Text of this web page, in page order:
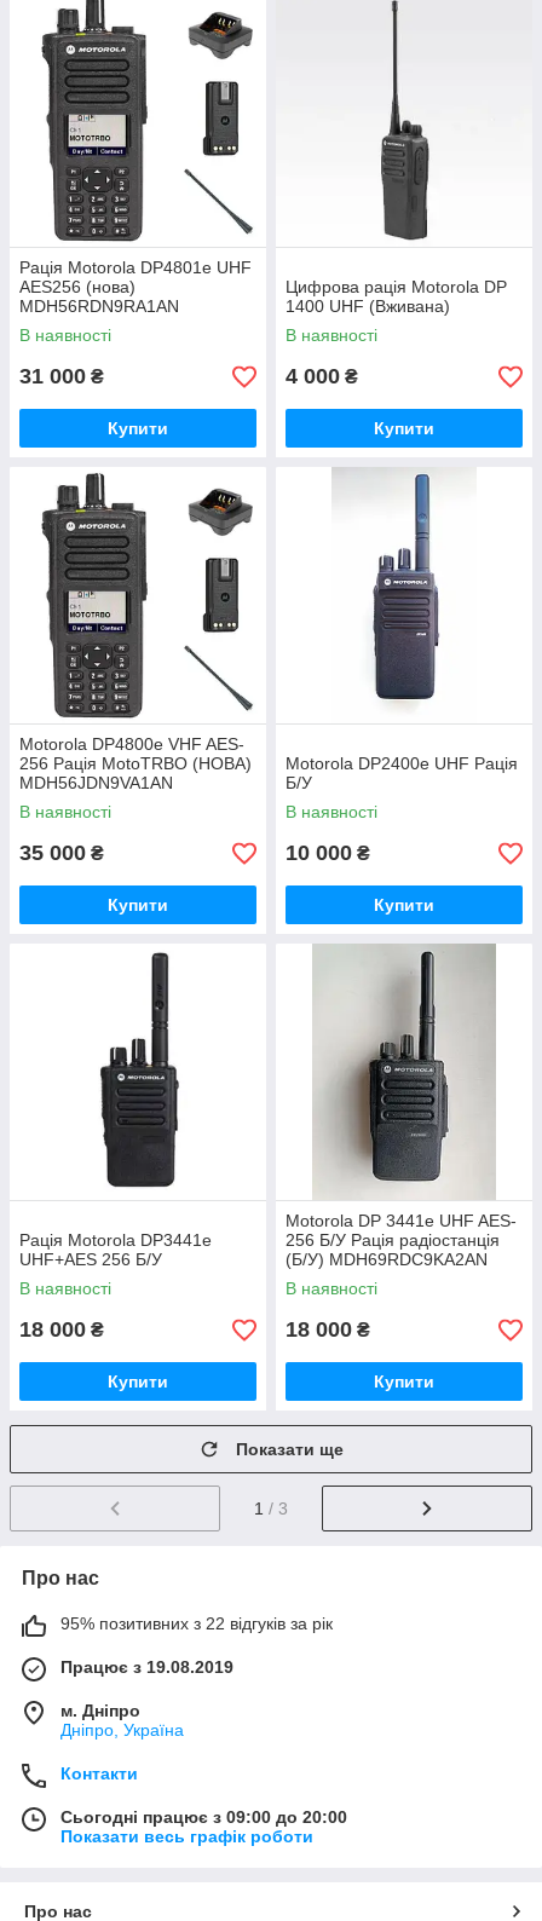
Рація Motorola DP4801e UHF
AES256 (нова)
MDH56RDN9RA1AN
В наявності
31 000 ₴
Купити
Цифрова рація Motorola DP
1400 UHF (Вживана)
В наявності
4 000 ₴
Купити
Motorola DP4800e VHF AES-
256 Рація MotoTRBO (НОВА)
MDH56JDN9VA1AN
В наявності
35 000 ₴
Купити
Motorola DP2400e UHF Рація
Б/У
В наявності
10 000 ₴
Купити
Рація Motorola DP3441e
UHF+AES 256 Б/У
В наявності
18 000 ₴
Купити
Motorola DP 3441e UHF AES-
256 Б/У Рація радіостанція
(Б/У) MDH69RDC9KA2AN
В наявності
18 000 ₴
Купити
Показати ще
1 / 3
Про нас
95% позитивних з 22 відгуків за рік
Працює з 19.08.2019
м. Дніпро
Дніпро, Україна
Контакти
Сьогодні працює з 09:00 до 20:00
Показати весь графік роботи
Про нас